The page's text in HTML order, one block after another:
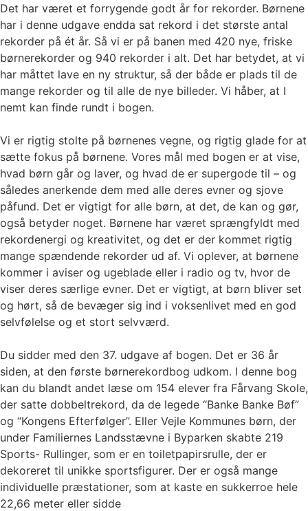
Det har været et forrygende godt år for rekorder. Børnene
har i denne udgave endda sat rekord i det største antal
rekorder på ét år. Så vi er på banen med 420 nye, friske
børnerekorder og 940 rekorder i alt. Det har betydet, at vi
har måttet lave en ny struktur, så der både er plads til de
mange rekorder og til alle de nye billeder. Vi håber, at I
nemt kan finde rundt i bogen.
Vi er rigtig stolte på børnenes vegne, og rigtig glade for at
sætte fokus på børnene. Vores mål med bogen er at vise,
hvad børn går og laver, og hvad de er supergode til – og
således anerkende dem med alle deres evner og sjove
påfund. Det er vigtigt for alle børn, at det, de kan og gør,
også betyder noget. Børnene har været sprængfyldt med
rekordenergi og kreativitet, og det er der kommet rigtig
mange spændende rekorder ud af. Vi oplever, at børnene
kommer i aviser og ugeblade eller i radio og tv, hvor de
viser deres særlige evner. Det er vigtigt, at børn bliver set
og hørt, så de bevæger sig ind i voksenlivet med en god
selvfølelse og et stort selvværd.
Du sidder med den 37. udgave af bogen. Det er 36 år
siden, at den første børnerekordbog udkom. I denne bog
kan du blandt andet læse om 154 elever fra Fårvang Skole,
der satte dobbeltrekord, da de legede “Banke Banke Bøf”
og “Kongens Efterfølger”. Eller Vejle Kommunes børn, der
under Familiernes Landsstævne i Byparken skabte 219
Sports- Rullinger, som er en toiletpapirsrulle, der er
dekoreret til unikke sportsfigurer. Der er også mange
individuelle præstationer, som at kaste en sukkerroe hele
22,66 meter eller sidde